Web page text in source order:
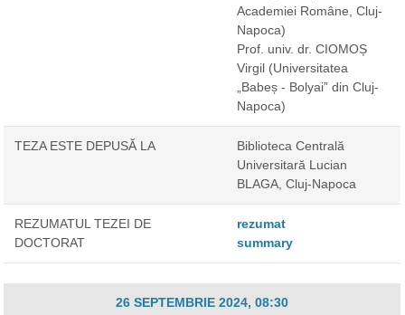
Academiei Române, Cluj-
Napoca)
Prof. univ. dr. CIOMOȘ
Virgil (Universitatea
„Babeș - Bolyai” din Cluj-
Napoca)
TEZA ESTE DEPUSĂ LA
Biblioteca Centrală
Universitară Lucian
BLAGA, Cluj-Napoca
REZUMATUL TEZEI DE
DOCTORAT
rezumat
summary
26 SEPTEMBRIE 2024, 08:30